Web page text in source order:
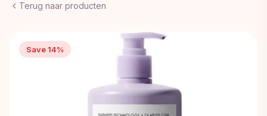
Terug naar producten
Save 14%